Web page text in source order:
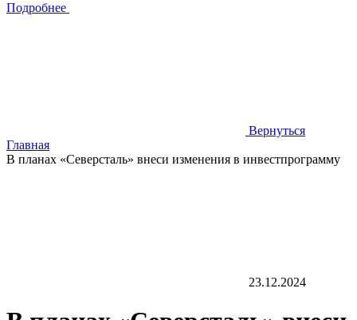
Подробнее
Вернуться
Главная
В планах «Северсталь» внеси изменения в инвестпрограмму
23.12.2024